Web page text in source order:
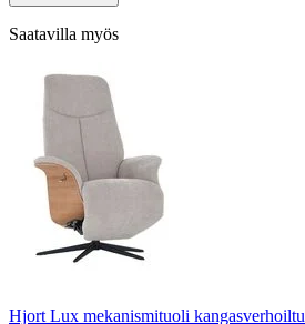
Saatavilla myös
Hjort Lux mekanismituoli kangasverhoiltu